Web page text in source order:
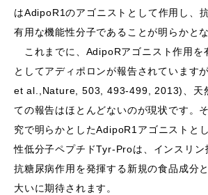
はAdipoR1のアゴニストとして作用し、
有用な機能性分子であることが明らかとな
これまでに、AdipoRアゴニスト作用を
としてアディポロンが報告されています
et al.,Nature, 503, 493-499, 2013)、天
ての報告はほとんどないのが現状です。
究で明らかとしたAdipoR1アゴニストと
性低分子ペプチドTyr-Proは、インスリン
抗糖尿病作用を発揮する新規の食品成分
大いに期待されます。